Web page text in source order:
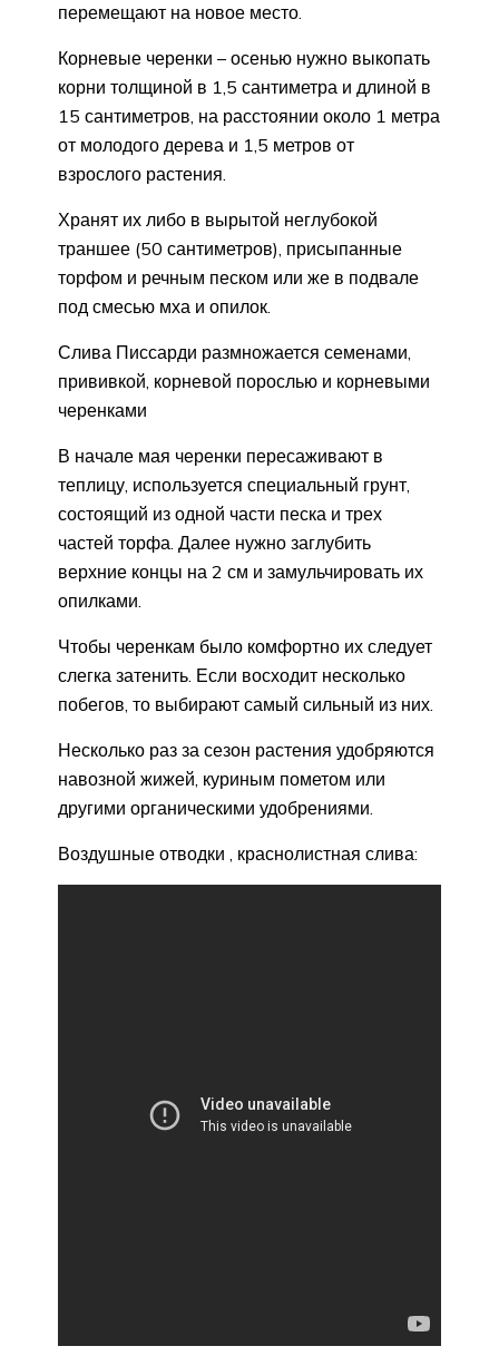
перемещают на новое место.
Корневые черенки – осенью нужно выкопать
корни толщиной в 1,5 сантиметра и длиной в
15 сантиметров, на расстоянии около 1 метра
от молодого дерева и 1,5 метров от
взрослого растения.
Хранят их либо в вырытой неглубокой
траншее (50 сантиметров), присыпанные
торфом и речным песком или же в подвале
под смесью мха и опилок.
Слива Писсарди размножается семенами,
прививкой, корневой порослью и корневыми
черенками
В начале мая черенки пересаживают в
теплицу, используется специальный грунт,
состоящий из одной части песка и трех
частей торфа. Далее нужно заглубить
верхние концы на 2 см и замульчировать их
опилками.
Чтобы черенкам было комфортно их следует
слегка затенить. Если восходит несколько
побегов, то выбирают самый сильный из них.
Несколько раз за сезон растения удобряются
навозной жижей, куриным пометом или
другими органическими удобрениями.
Воздушные отводки , краснолистная слива: